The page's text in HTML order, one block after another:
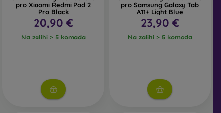
pro Xiaomi Redmi Pad 2
Pro Black
20,90 €
Na zalihi > 5 komada
pro Samsung Galaxy Tab
A11+ Light Blue
23,90 €
Na zalihi > 5 komada